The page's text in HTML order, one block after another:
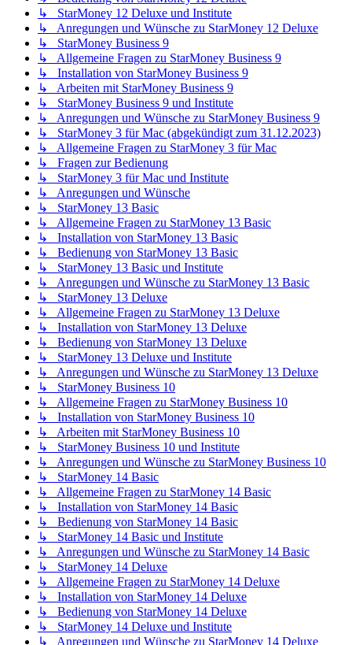
↳ StarMoney 12 Deluxe und Institute
↳ Anregungen und Wünsche zu StarMoney 12 Deluxe
↳ StarMoney Business 9
↳ Allgemeine Fragen zu StarMoney Business 9
↳ Installation von StarMoney Business 9
↳ Arbeiten mit StarMoney Business 9
↳ StarMoney Business 9 und Institute
↳ Anregungen und Wünsche zu StarMoney Business 9
↳ StarMoney 3 für Mac (abgekündigt zum 31.12.2023)
↳ Allgemeine Fragen zu StarMoney 3 für Mac
↳ Fragen zur Bedienung
↳ StarMoney 3 für Mac und Institute
↳ Anregungen und Wünsche
↳ StarMoney 13 Basic
↳ Allgemeine Fragen zu StarMoney 13 Basic
↳ Installation von StarMoney 13 Basic
↳ Bedienung von StarMoney 13 Basic
↳ StarMoney 13 Basic und Institute
↳ Anregungen und Wünsche zu StarMoney 13 Basic
↳ StarMoney 13 Deluxe
↳ Allgemeine Fragen zu StarMoney 13 Deluxe
↳ Installation von StarMoney 13 Deluxe
↳ Bedienung von StarMoney 13 Deluxe
↳ StarMoney 13 Deluxe und Institute
↳ Anregungen und Wünsche zu StarMoney 13 Deluxe
↳ StarMoney Business 10
↳ Allgemeine Fragen zu StarMoney Business 10
↳ Installation von StarMoney Business 10
↳ Arbeiten mit StarMoney Business 10
↳ StarMoney Business 10 und Institute
↳ Anregungen und Wünsche zu StarMoney Business 10
↳ StarMoney 14 Basic
↳ Allgemeine Fragen zu StarMoney 14 Basic
↳ Installation von StarMoney 14 Basic
↳ Bedienung von StarMoney 14 Basic
↳ StarMoney 14 Basic und Institute
↳ Anregungen und Wünsche zu StarMoney 14 Basic
↳ StarMoney 14 Deluxe
↳ Allgemeine Fragen zu StarMoney 14 Deluxe
↳ Installation von StarMoney 14 Deluxe
↳ Bedienung von StarMoney 14 Deluxe
↳ StarMoney 14 Deluxe und Institute
↳ Anregungen und Wünsche zu StarMoney 14 Deluxe